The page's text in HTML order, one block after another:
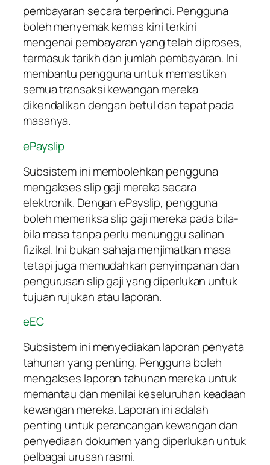
pembayaran secara terperinci. Pengguna
boleh menyemak kemas kini terkini
mengenai pembayaran yang telah diproses,
termasuk tarikh dan jumlah pembayaran. Ini
membantu pengguna untuk memastikan
semua transaksi kewangan mereka
dikendalikan dengan betul dan tepat pada
masanya.
ePayslip
Subsistem ini membolehkan pengguna
mengakses slip gaji mereka secara
elektronik. Dengan ePayslip, pengguna
boleh memeriksa slip gaji mereka pada bila-
bila masa tanpa perlu menunggu salinan
fizikal. Ini bukan sahaja menjimatkan masa
tetapi juga memudahkan penyimpanan dan
pengurusan slip gaji yang diperlukan untuk
tujuan rujukan atau laporan.
eEC
Subsistem ini menyediakan laporan penyata
tahunan yang penting. Pengguna boleh
mengakses laporan tahunan mereka untuk
memantau dan menilai keseluruhan keadaan
kewangan mereka. Laporan ini adalah
penting untuk perancangan kewangan dan
penyediaan dokumen yang diperlukan untuk
pelbagai urusan rasmi.